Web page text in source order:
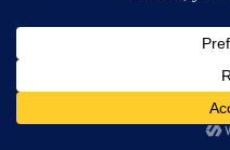
mua, mỗi gia
41% mặt nước
không lên tới